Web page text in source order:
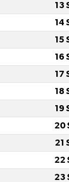
13
14
15
16
17
18
19
20
21
22
23